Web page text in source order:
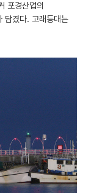
포경산업의
담겼다. 고래등대는